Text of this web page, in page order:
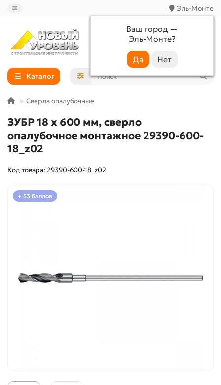
Эль-Монте
Ваш город —
Эль-Монте?
+7 (988) 233-44-52
Каталог
Сверла опалубочные
ЗУБР 18 х 600 мм, сверло
опалубочное монтажное 29390-600-
18_z02
Код товара: 29390-600-18_z02
+ 53 баллов